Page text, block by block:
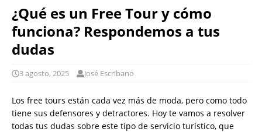
¿Qué es un Free Tour y cómo
funciona? Respondemos a tus
dudas
3 agosto, 2025 José Escribano
Los free tours están cada vez más de moda, pero como todo
tiene sus defensores y detractores. Hoy te vamos a resolver
todas tus dudas sobre este tipo de servicio turístico, que